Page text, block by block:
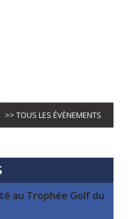
>> TOUS LES ÉVÈNEMENTS
au Trophée Golf du